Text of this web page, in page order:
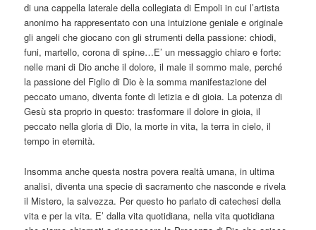
di una cappella laterale della collegiata di Empoli in cui l’artista
anonimo ha rappresentato con una intuizione geniale e originale
gli angeli che giocano con gli strumenti della passione: chiodi,
funi, martello, corona di spine…E’ un messaggio chiaro e forte:
nelle mani di Dio anche il dolore, il male il sommo male, perché
la passione del Figlio di Dio è la somma manifestazione del
peccato umano, diventa fonte di letizia e di gioia. La potenza di
Gesù sta proprio in questo: trasformare il dolore in gioia, il
peccato nella gloria di Dio, la morte in vita, la terra in cielo, il
tempo in eternità.
Insomma anche questa nostra povera realtà umana, in ultima
analisi, diventa una specie di sacramento che nasconde e rivela
il Mistero, la salvezza. Per questo ho parlato di catechesi della
vita e per la vita. E’ dalla vita quotidiana, nella vita quotidiana